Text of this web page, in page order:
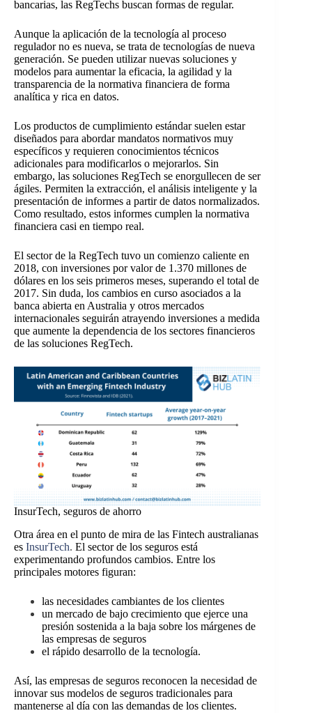
bancarias, las RegTechs buscan formas de regular.
Aunque la aplicación de la tecnología al proceso
regulador no es nueva, se trata de tecnologías de nueva
generación. Se pueden utilizar nuevas soluciones y
modelos para aumentar la eficacia, la agilidad y la
transparencia de la normativa financiera de forma
analítica y rica en datos.
Los productos de cumplimiento estándar suelen estar
diseñados para abordar mandatos normativos muy
específicos y requieren conocimientos técnicos
adicionales para modificarlos o mejorarlos. Sin
embargo, las soluciones RegTech se enorgullecen de ser
ágiles. Permiten la extracción, el análisis inteligente y la
presentación de informes a partir de datos normalizados.
Como resultado, estos informes cumplen la normativa
financiera casi en tiempo real.
El sector de la RegTech tuvo un comienzo caliente en
2018, con inversiones por valor de 1.370 millones de
dólares en los seis primeros meses, superando el total de
2017. Sin duda, los cambios en curso asociados a la
banca abierta en Australia y otros mercados
internacionales seguirán atrayendo inversiones a medida
que aumente la dependencia de los sectores financieros
de las soluciones RegTech.
InsurTech, seguros de ahorro
Otra área en el punto de mira de las Fintech australianas
es InsurTech. El sector de los seguros está
experimentando profundos cambios. Entre los
principales motores figuran:
las necesidades cambiantes de los clientes
un mercado de bajo crecimiento que ejerce una
presión sostenida a la baja sobre los márgenes de
las empresas de seguros
el rápido desarrollo de la tecnología.
Así, las empresas de seguros reconocen la necesidad de
innovar sus modelos de seguros tradicionales para
mantenerse al día con las demandas de los clientes.